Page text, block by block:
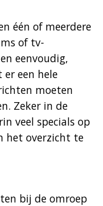
één of meerdere
of tv-
eenvoudig,
een hele
moeten
Zeker in de
veel specials op
het overzicht te
bij de omroep